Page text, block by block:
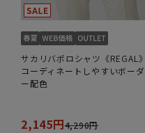
サカリバポロシャツ《REGAL》
コーディネートしやすいボーダ
ー配色
2,145円4,290円